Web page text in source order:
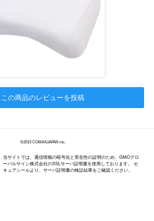
この商品のレビューを投稿
©2015 COMAXJAPAN inc.
当サイトでは、通信情報の暗号化と実在性の証明のため、GMOグロ
ーバルサイン株式会社のSSLサーバ証明書を使用しております。 セ
キュアシールより、サーバ証明書の検証結果をご確認ください。